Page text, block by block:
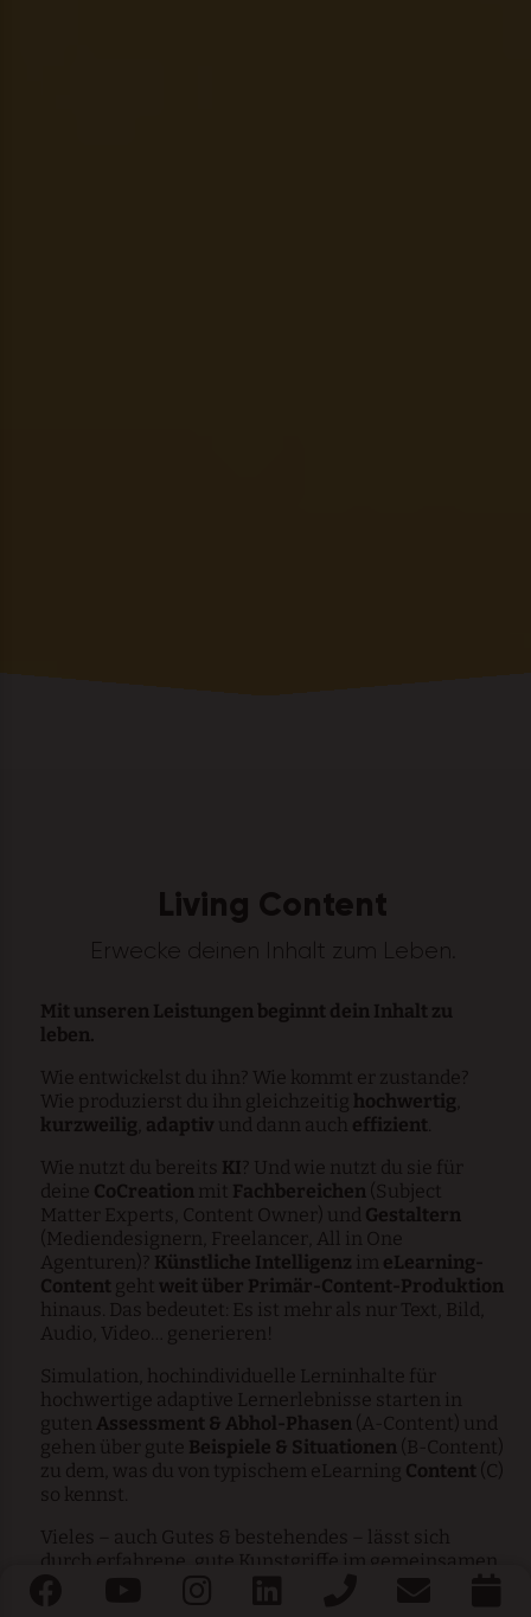
Living Content
Erwecke deinen Inhalt zum Leben.
Mit unseren Leistungen beginnt dein Inhalt zu
leben.
Wie entwickelst du ihn? Wie kommt er zustande?
Wie produzierst du ihn gleichzeitig hochwertig
kurzweilig adaptiv und dann auch effizient
Wie nutzt du bereits
KI ? Und wie nutzt du sie für
deine CoCreation mit Fachbereichen (Subject
Matter Experts, Content Owner) und Gestaltern
(Mediendesignern, Freelancer, All in One
Agenturen)? Künstliche Intelligenz im eLearning-
Content geht weit über Primär-Content-Produktion
hinaus. Das bedeutet: Es ist mehr als nur Text, Bild,
Audio, Video… generieren!
Simulation, hochindividuelle Lerninhalte für
hochwertige adaptive Lernerlebnisse starten in
guten Assessment & Abhol-Phasen (A-Content) und
gehen über gute
Beispiele & Situationen (B-Content)
zu dem, was du von typischem eLearning Content (C)
so kennst.
Vieles – auch Gutes & bestehendes – lässt sich
durch erfahrene, gute Kunstgriffe im gemeinsamen